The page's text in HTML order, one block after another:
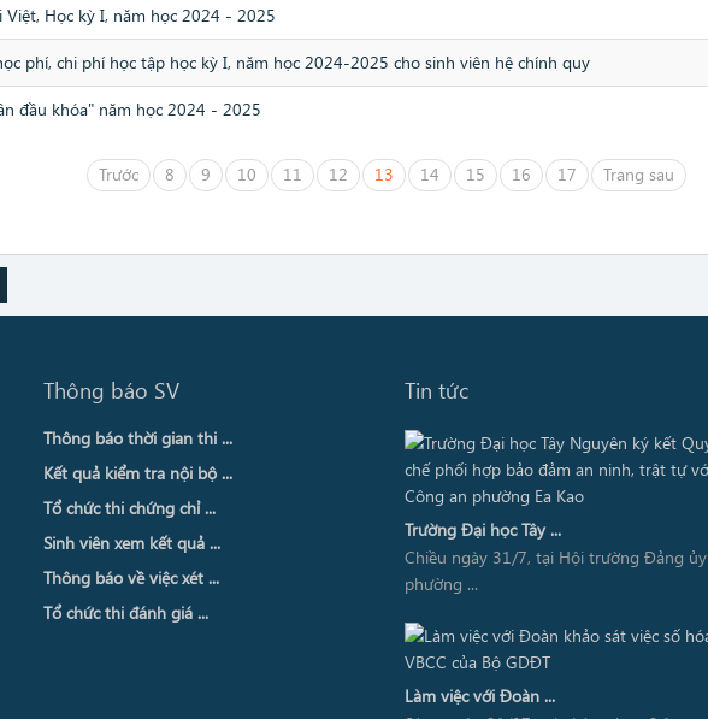
Việt, Học kỳ I, năm học 2024 - 2025
phí, chi phí học tập học kỳ I, năm học 2024-2025 cho sinh viên hệ chính quy
đầu khóa" năm học 2024 - 2025
Trước 8 9 10 11 12 13 14 15 16 17 Trang sau
Thông báo SV
Thông báo thời gian thi ...
Kết quả kiểm tra nội bộ ...
Tổ chức thi chứng chỉ ...
Sinh viên xem kết quả ...
Thông báo về việc xét ...
Tổ chức thi đánh giá ...
Tin tức
Trường Đại học Tây ...
Chiều ngày 31/7, tại Hội trường Đảng ủy
phường ...
Làm việc với Đoàn ...